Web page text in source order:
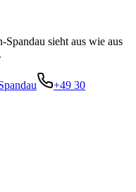
sieht aus wie aus
+49 30